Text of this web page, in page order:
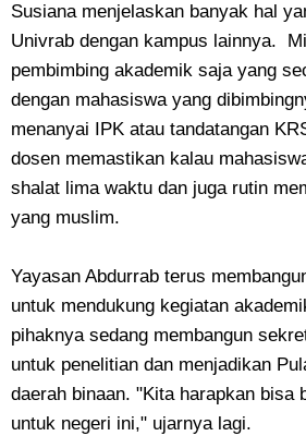
Susiana menjelaskan banyak hal
Univrab dengan kampus lainnya.
pembimbing akademik saja yang
dengan mahasiswa yang
menanyai IPK atau tandatangan
dosen memastikan kalau
shalat lima waktu dan juga rutin
yang muslim.
Yayasan Abdurrab terus
untuk mendukung kegiatan
pihaknya sedang membangun
untuk penelitian dan menjadikan
daerah binaan. "Kita harapkan bisa
untuk negeri ini," ujarnya lagi.